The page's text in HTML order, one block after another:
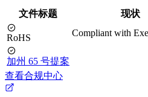
文件标题 现状
RoHS Compliant with
加州 65 号提案
查看合规中心